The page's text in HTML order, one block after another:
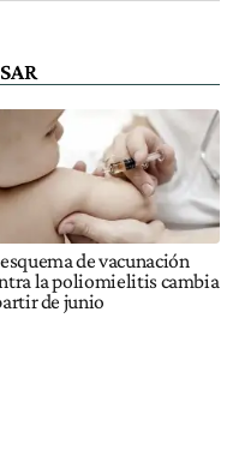
de vacunación
la poliomielitis cambia
de junio